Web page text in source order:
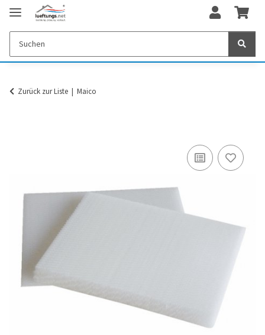
Zurück zur Liste Maico